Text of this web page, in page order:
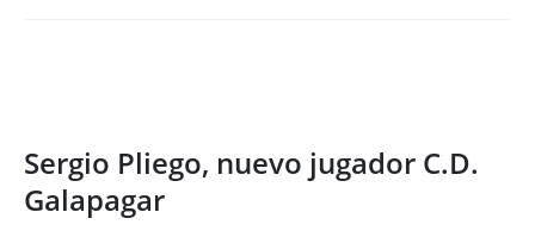
Sergio Pliego, nuevo jugador C.D.
Galapagar